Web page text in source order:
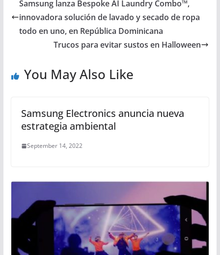
Samsung lanza Bespoke AI Laundry Combo™,
innovadora solución de lavado y secado de ropa
todo en uno, en República Dominicana
Trucos para evitar sustos en Halloween
You May Also Like
Samsung Electronics anuncia nueva
estrategia ambiental
September 14, 2022